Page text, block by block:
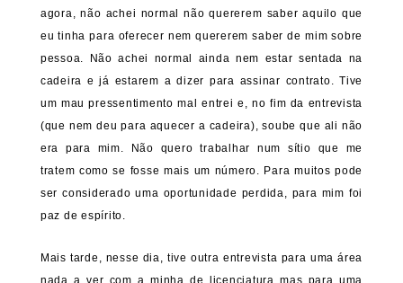
agora, não achei normal não quererem saber aquilo que
eu tinha para oferecer nem quererem saber de mim sobre
pessoa. Não achei normal ainda nem estar sentada na
cadeira e já estarem a dizer para assinar contrato. Tive
um mau pressentimento mal entrei e, no fim da entrevista
(que nem deu para aquecer a cadeira), soube que ali não
era para mim. Não quero trabalhar num sítio que me
tratem como se fosse mais um número. Para muitos pode
ser considerado uma oportunidade perdida, para mim foi
paz de espírito.
Mais tarde, nesse dia, tive outra entrevista para uma área
nada a ver com a minha de licenciatura mas para uma